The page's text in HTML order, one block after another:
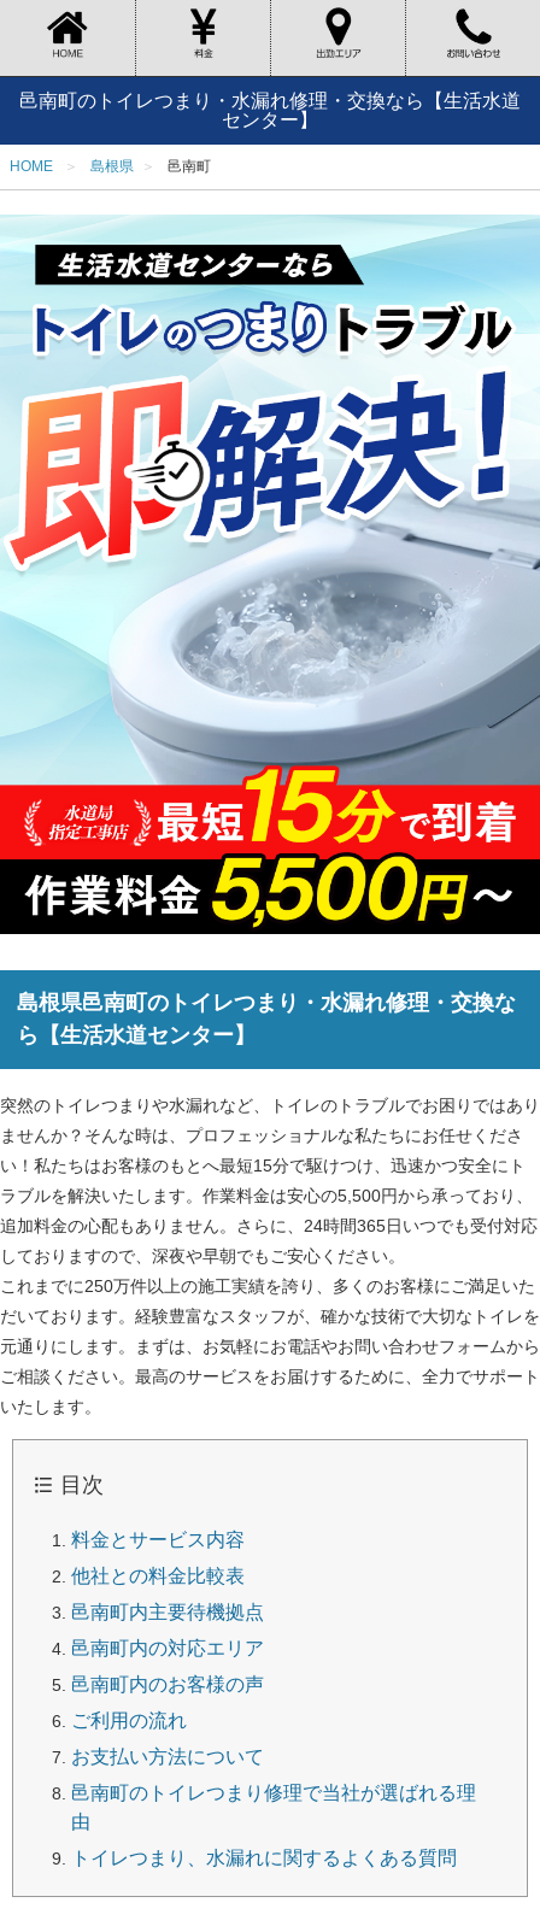
邑南町のトイレつまり・水漏れ修理・交換なら【生活水道
センター】
HOME 島根県 邑南町
島根県邑南町のトイレつまり・水漏れ修理・交換な
ら【生活水道センター】
突然のトイレつまりや水漏れなど、トイレのトラブルでお困りではあり
ませんか？そんな時は、プロフェッショナルな私たちにお任せくださ
い！私たちはお客様のもとへ最短15分で駆けつけ、迅速かつ安全にト
ラブルを解決いたします。作業料金は安心の5,500円から承っており、
追加料金の心配もありません。さらに、24時間365日いつでも受付対応
しておりますので、深夜や早朝でもご安心ください。
これまでに250万件以上の施工実績を誇り、多くのお客様にご満足いた
だいております。経験豊富なスタッフが、確かな技術で大切なトイレを
元通りにします。まずは、お気軽にお電話やお問い合わせフォームから
ご相談ください。最高のサービスをお届けするために、全力でサポート
いたします。
目次
料金とサービス内容
他社との料金比較表
邑南町内主要待機拠点
邑南町内の対応エリア
邑南町内のお客様の声
ご利用の流れ
お支払い方法について
邑南町のトイレつまり修理で当社が選ばれる理
由
トイレつまり、水漏れに関するよくある質問